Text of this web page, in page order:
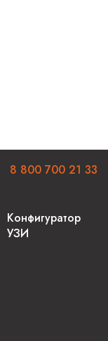
Конфигуратор
УЗИ
8 800 700 21 33